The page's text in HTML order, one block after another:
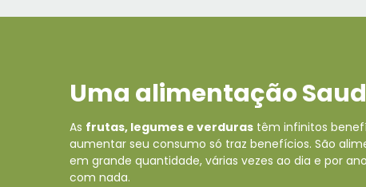
Uma alimentação
As frutas, legumes e verduras têm infinitos
aumentar seu consumo só traz benefícios. São
em grande quantidade, várias vezes ao dia e por
com nada.